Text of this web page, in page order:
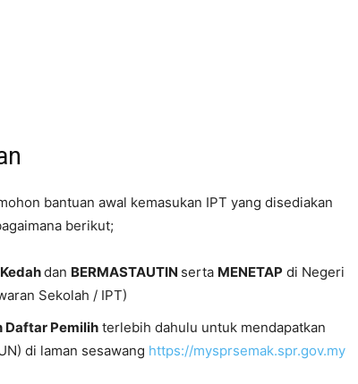
bantuan awal kemasukan IPT yang disediakan
berikut;
dan BERMASTAUTIN serta MENETAP di Negeri
Sekolah / IPT)
Daftar Pemilih terlebih dahulu untuk mendapatkan
di laman sesawang https://mysprsemak.spr.gov.my